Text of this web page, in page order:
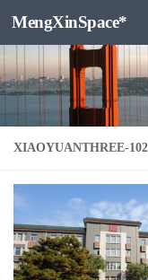
跳至内容
MengXinSpace*
XIAOYUANTHREE-